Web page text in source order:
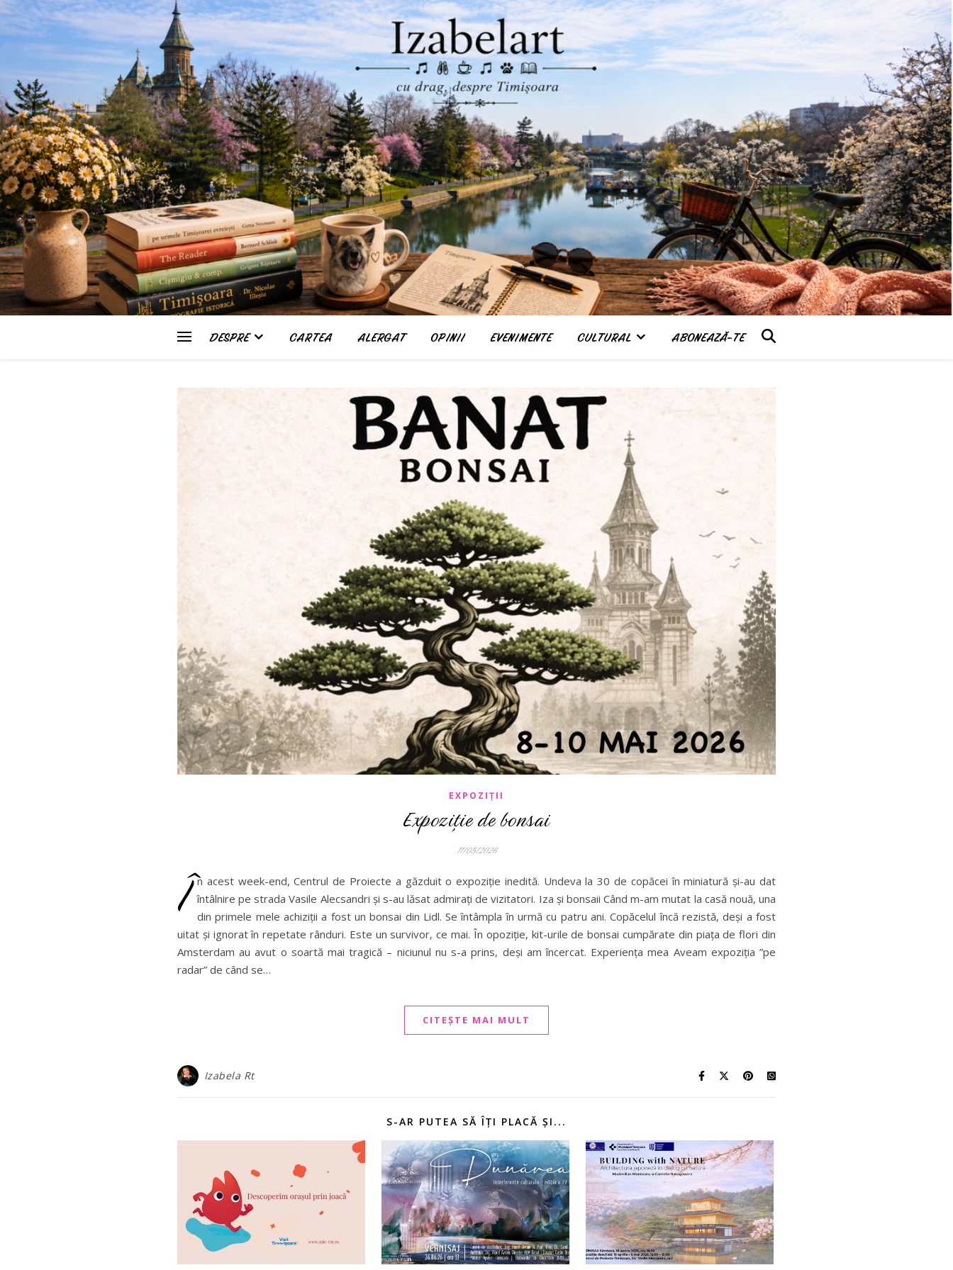
DESPRE CARTEA ALERGAT OPINII EVENIMENTE CULTURAL ABONEAZĂ-TE
EXPOZIȚII
Expoziție de bonsai
11/05/2026
Î n acest week-end, Centrul de Proiecte a găzduit o expoziție inedită. Undeva la 30 de copăcei în miniatură și-au dat
întâlnire pe strada Vasile Alecsandri și s-au lăsat admirați de vizitatori. Iza și bonsaii Când m-am mutat la casă nouă, una
din primele mele achiziții a fost un bonsai din Lidl. Se întâmpla în urmă cu patru ani. Copăcelul încă rezistă, deși a fost
uitat și ignorat în repetate rânduri. Este un survivor, ce mai. În opoziție, kit-urile de bonsai cumpărate din piața de flori din
Amsterdam au avut o soartă mai tragică – niciunul nu s-a prins, deși am încercat. Experiența mea Aveam expoziția ”pe
radar” de când se…
CITEȘTE MAI MULT
Izabela Rt
S-AR PUTEA SĂ ÎȚI PLACĂ ȘI...